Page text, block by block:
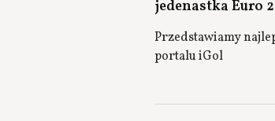
jedenastka Euro
Przedstawiamy
portalu iGol